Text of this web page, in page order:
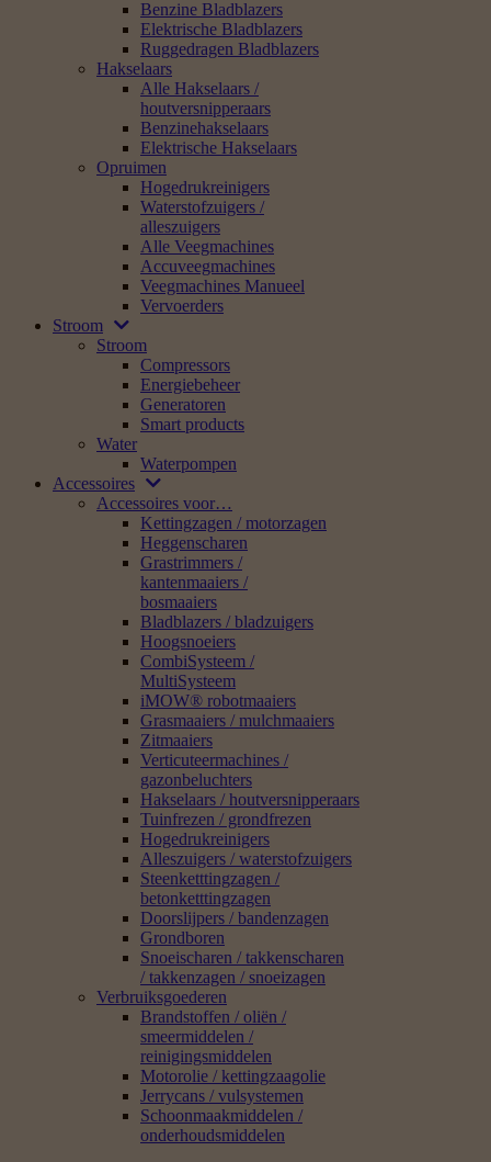
Benzine Bladblazers
Elektrische Bladblazers
Ruggedragen Bladblazers
Hakselaars
Alle Hakselaars /
houtversnipperaars
Benzinehakselaars
Elektrische Hakselaars
Opruimen
Hogedrukreinigers
Waterstofzuigers /
alleszuigers
Alle Veegmachines
Accuveegmachines
Veegmachines Manueel
Vervoerders
Stroom
Stroom
Compressors
Energiebeheer
Generatoren
Smart products
Water
Waterpompen
Accessoires
Accessoires voor…
Kettingzagen / motorzagen
Heggenscharen
Grastrimmers /
kantenmaaiers /
bosmaaiers
Bladblazers / bladzuigers
Hoogsnoeiers
CombiSysteem /
MultiSysteem
iMOW® robotmaaiers
Grasmaaiers / mulchmaaiers
Zitmaaiers
Verticuteermachines /
gazonbeluchters
Hakselaars / houtversnipperaars
Tuinfrezen / grondfrezen
Hogedrukreinigers
Alleszuigers / waterstofzuigers
Steenketttingzagen /
betonketttingzagen
Doorslijpers / bandenzagen
Grondboren
Snoeischaren / takkenscharen
/ takkenzagen / snoeizagen
Verbruiksgoederen
Brandstoffen / oliën /
smeermiddelen /
reinigingsmiddelen
Motorolie / kettingzaagolie
Jerrycans / vulsystemen
Schoonmaakmiddelen /
onderhoudsmiddelen